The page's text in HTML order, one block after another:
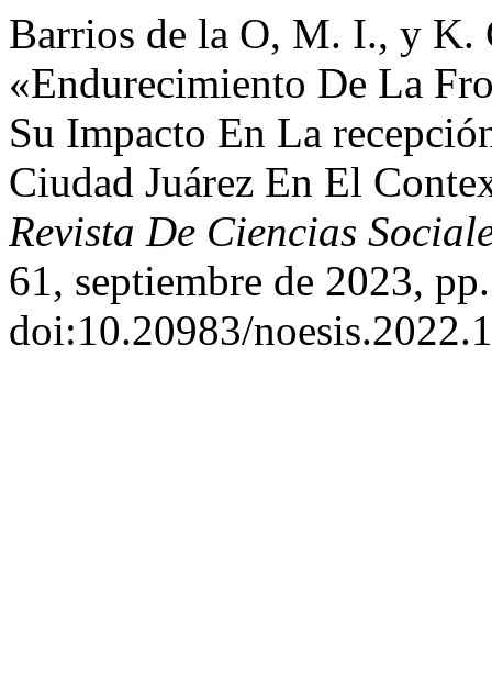
Barrios de la O, M. I., y K.
«Endurecimiento De La
Su Impacto En La
Ciudad Juárez En El
Revista De Ciencias
61, septiembre de 2023,
doi:10.20983/